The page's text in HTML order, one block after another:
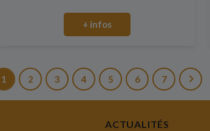
+ infos
1 2 3 4 5 6 7
ACTUALITÉS